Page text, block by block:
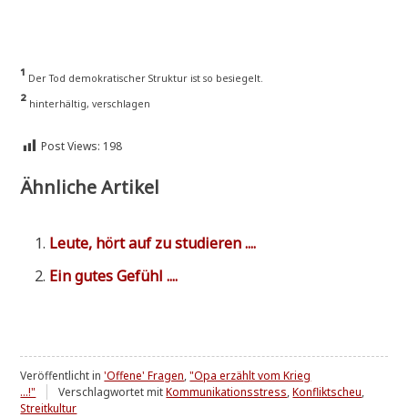
¹ Der Tod demo­kra­ti­scher Struk­tur ist so besiegelt.
² hin­ter­häl­tig, verschlagen
Post Views: 198
Ähnliche Artikel
Leu­te, hört auf zu studieren ....
Ein gutes Gefühl ....
Veröffentlicht in'Offene' Fragen,"Opa erzählt vom Krieg
...!"
Verschlagwortet mitKommunikationsstress,Konfliktscheu,
Streitkultur